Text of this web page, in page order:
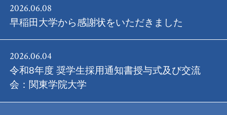
2026.06.08
早稲田大学から感謝状をいただきました
2026.06.04
令和8年度 奨学生採用通知書授与式及び交流
会：関東学院大学